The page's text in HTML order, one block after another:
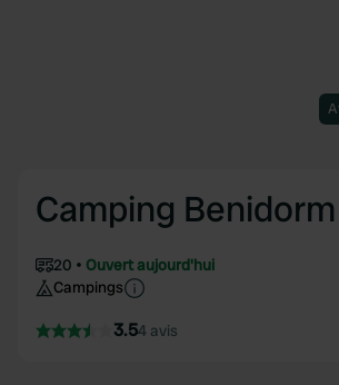
Camping Benidorm
20
Ouvert aujourd'hui
Campings
3.54 avis